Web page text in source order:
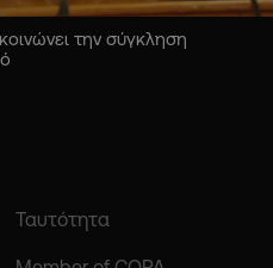
την σύγκληση
Ταυτότητα